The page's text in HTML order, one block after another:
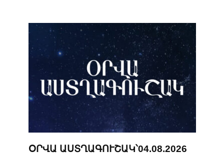
ՕՐՎԱ ԱՍՏՂԱԳՈՒՇԱԿ՝04.08.2026